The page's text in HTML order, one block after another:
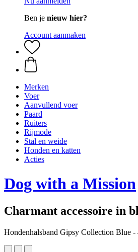
Ben je nieuw hier?
Account aanmaken
Merken
Voer
Aanvullend voer
Paard
Ruiters
Rijmode
Stal en weide
Honden en katten
Acties
Dog with a Mission
Charmant accessoire in
Hondenhalsband Gipsy Collection Blue -